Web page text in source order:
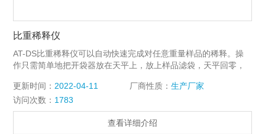
比重稀释仪
AT-DS比重稀释仪可以自动快速完成对任意重量样品的稀释。操
作只需简单地把开袋器放在天平上，放上样品滤袋，天平回零，
确的加入到样品滤袋中，完成稀释工作。 输入数值即可加样，节
省了实验员大量时间精力，减少污染确保样品的纯净度，实现了
实验自动化 快捷化 精确化的要求。
更新时间：2022-04-11 厂商性质： 生产厂家
访问次数： 1783
查看详细介绍